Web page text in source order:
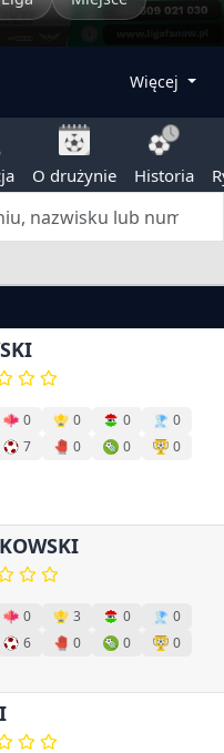
Więcej
O drużynie Historia
0 0 0
0
7 0 0
0
0 3 0
0
6 0 0
0